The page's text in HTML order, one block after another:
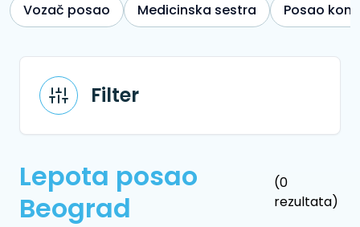
Vozač posao Medicinska sestra Posao
Filter
Lepota posao
Beograd
(0
rezultata)